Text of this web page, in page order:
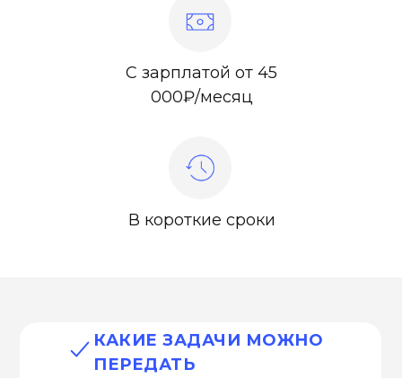
С зарплатой от 45
000₽/месяц
В короткие сроки
КАКИЕ ЗАДАЧИ МОЖНО
ПЕРЕДАТЬ